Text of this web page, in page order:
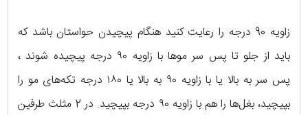
زاویه 90 درجه را رعایت کنید هنگام پیچیدن حواستان باشد که
باید از جلو تا پس سر موها با زاویه ۹۰ درجه پیچیده شوند ،
پس سر به بالا یا با زاویه ۹۰ به بالا یا ۱۸۰ درجه تکه‌های مو را
بپیچید، بغل‌ها را هم با زاویه ۹۰ درجه بپیچید. در 2 مثلث طرفین